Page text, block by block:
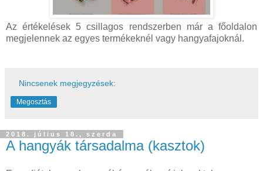
Az értékelések 5 csillagos rendszerben már a főoldalon
megjelennek az egyes termékeknél vagy hangyafajoknál.
Nincsenek megjegyzések:
Megosztás
2018. július 18., szerda
A hangyák társadalma (kasztok)